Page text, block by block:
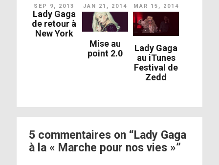
SEP 9, 2013
Lady Gaga
de retour à
New York
JAN 21, 2014
Mise au
point 2.0
MAR 15, 2014
Lady Gaga
au iTunes
Festival de
Zedd
5 commentaires on “Lady Gaga
à la « Marche pour nos vies »”